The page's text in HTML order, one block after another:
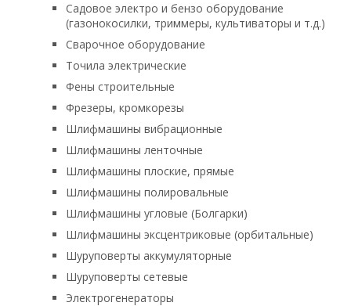
Садовое электро и бензо оборудование
(газонокосилки, триммеры, культиваторы и т.д.)
Сварочное оборудование
Точила электрические
Фены строительные
Фрезеры, кромкорезы
Шлифмашины вибрационные
Шлифмашины ленточные
Шлифмашины плоские, прямые
Шлифмашины полировальные
Шлифмашины угловые (Болгарки)
Шлифмашины эксцентриковые (орбитальные)
Шуруповерты аккумуляторные
Шуруповерты сетевые
Электрогенераторы